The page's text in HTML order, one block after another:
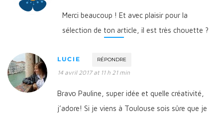
Merci beaucoup ! Et avec plaisir pour la
sélection de ton article, il est très chouette ?
LUCIE RÉPONDRE
14 avril 2017 at 11 h 21 min
Bravo Pauline, super idée et quelle créativité,
j’adore! Si je viens à Toulouse sois sûre que je